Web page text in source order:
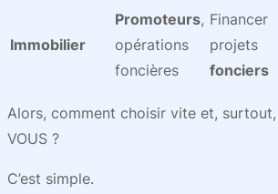
Immobilier
Promoteurs,
opérations
foncières
Financer
projets
fonciers
Alors, comment choisir vite et,
VOUS ?
C’est simple.